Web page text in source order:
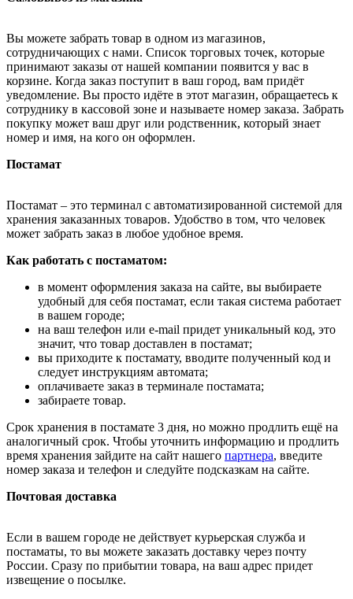
Вы можете забрать товар в одном из магазинов,
сотрудничающих с нами. Список торговых точек, которые
принимают заказы от нашей компании появится у вас в
корзине. Когда заказ поступит в ваш город, вам придёт
уведомление. Вы просто идёте в этот магазин, обращаетесь к
сотруднику в кассовой зоне и называете номер заказа. Забрать
покупку может ваш друг или родственник, который знает
номер и имя, на кого он оформлен.
Постамат
Постамат – это терминал с автоматизированной системой для
хранения заказанных товаров. Удобство в том, что человек
может забрать заказ в любое удобное время.
Как работать с постаматом:
в момент оформления заказа на сайте, вы выбираете
удобный для себя постамат, если такая система работает
в вашем городе;
на ваш телефон или e-mail придет уникальный код, это
значит, что товар доставлен в постамат;
вы приходите к постамату, вводите полученный код и
следует инструкциям автомата;
оплачиваете заказ в терминале постамата;
забираете товар.
Срок хранения в постамате 3 дня, но можно продлить ещё на
аналогичный срок. Чтобы уточнить информацию и продлить
время хранения зайдите на сайт нашего партнера, введите
номер заказа и телефон и следуйте подсказкам на сайте.
Почтовая доставка
Если в вашем городе не действует курьерская служба и
постаматы, то вы можете заказать доставку через почту
России. Сразу по прибытии товара, на ваш адрес придет
извещение о посылке.